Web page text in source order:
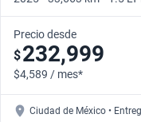
Precio desde
$232,999
$4,589 / mes*
Ciudad de México •